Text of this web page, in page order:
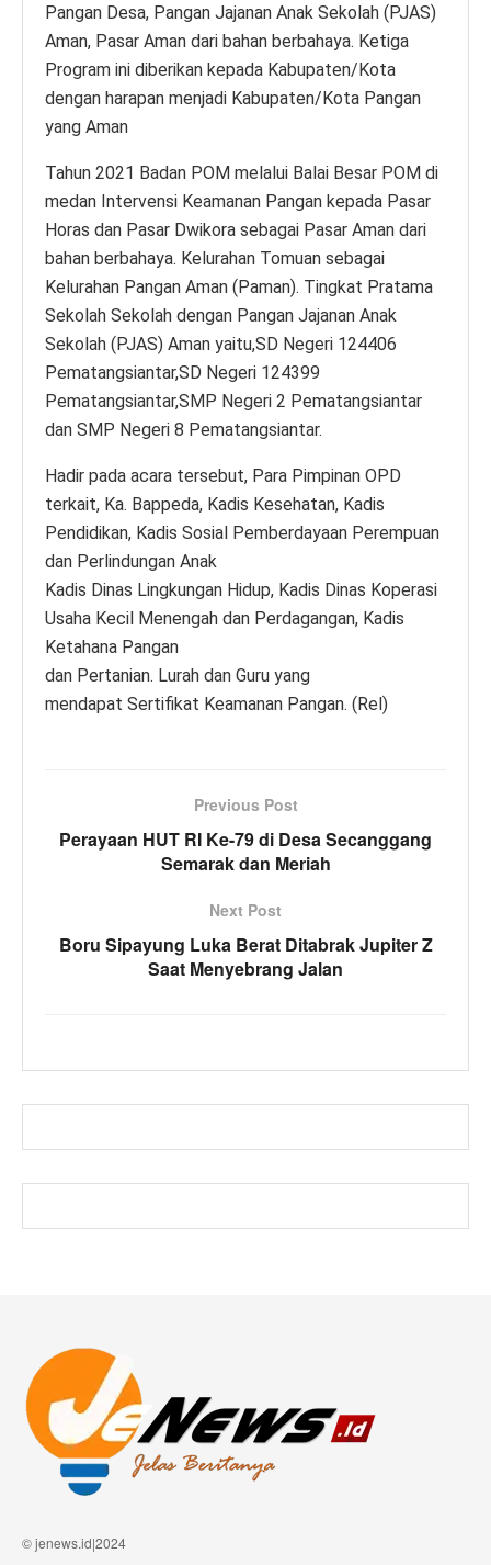
Pangan Desa, Pangan Jajanan Anak Sekolah (PJAS)
Aman, Pasar Aman dari bahan berbahaya. Ketiga
Program ini diberikan kepada Kabupaten/Kota
dengan harapan menjadi Kabupaten/Kota Pangan
yang Aman
Tahun 2021 Badan POM melalui Balai Besar POM di
medan Intervensi Keamanan Pangan kepada Pasar
Horas dan Pasar Dwikora sebagai Pasar Aman dari
bahan berbahaya. Kelurahan Tomuan sebagai
Kelurahan Pangan Aman (Paman). Tingkat Pratama
Sekolah Sekolah dengan Pangan Jajanan Anak
Sekolah (PJAS) Aman yaitu,SD Negeri 124406
Pematangsiantar,SD Negeri 124399
Pematangsiantar,SMP Negeri 2 Pematangsiantar
dan SMP Negeri 8 Pematangsiantar.
Hadir pada acara tersebut, Para Pimpinan OPD
terkait, Ka. Bappeda, Kadis Kesehatan, Kadis
Pendidikan, Kadis Sosial Pemberdayaan Perempuan
dan Perlindungan Anak
Kadis Dinas Lingkungan Hidup, Kadis Dinas Koperasi
Usaha Kecil Menengah dan Perdagangan, Kadis
Ketahana Pangan
dan Pertanian. Lurah dan Guru yang
mendapat Sertifikat Keamanan Pangan. (Rel)
Previous Post
Perayaan HUT RI Ke-79 di Desa Secanggang
Semarak dan Meriah
Next Post
Boru Sipayung Luka Berat Ditabrak Jupiter Z
Saat Menyebrang Jalan
© jenews.id|2024